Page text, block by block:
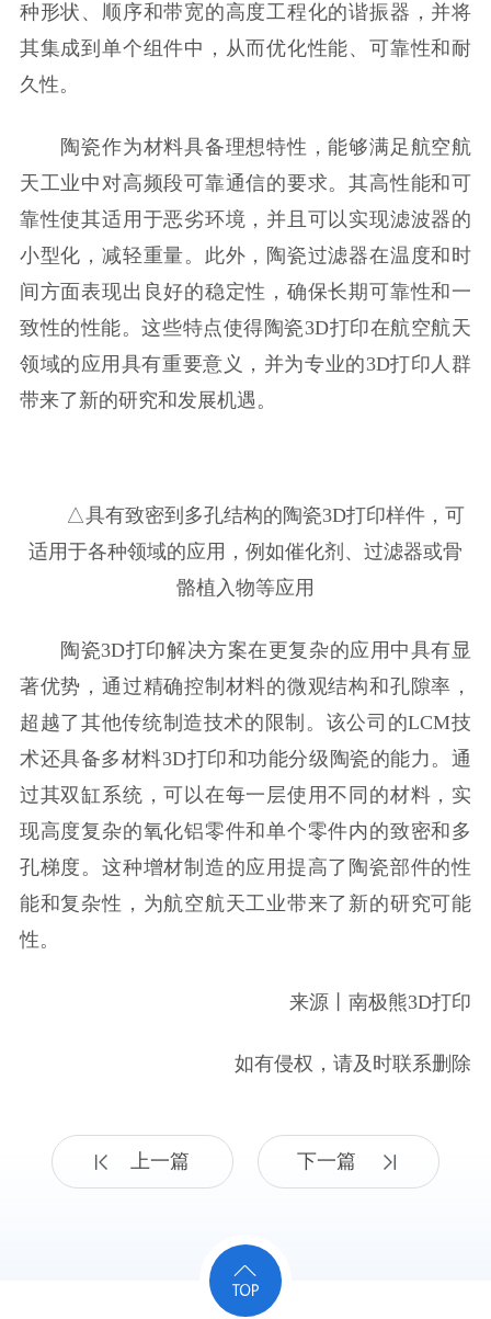
种形状、顺序和带宽的高度工程化的谐振器，并将
其集成到单个组件中，从而优化性能、可靠性和耐
久性。
陶瓷作为材料具备理想特性，能够满足航空航
天工业中对高频段可靠通信的要求。其高性能和可
靠性使其适用于恶劣环境，并且可以实现滤波器的
小型化，减轻重量。此外，陶瓷过滤器在温度和时
间方面表现出良好的稳定性，确保长期可靠性和一
致性的性能。这些特点使得陶瓷3D打印在航空航天
领域的应用具有重要意义，并为专业的3D打印人群
带来了新的研究和发展机遇。
△具有致密到多孔结构的陶瓷3D打印样件，可
适用于各种领域的应用，例如催化剂、过滤器或骨
骼植入物等应用
陶瓷3D打印解决方案在更复杂的应用中具有显
著优势，通过精确控制材料的微观结构和孔隙率，
超越了其他传统制造技术的限制。该公司的LCM技
术还具备多材料3D打印和功能分级陶瓷的能力。通
过其双缸系统，可以在每一层使用不同的材料，实
现高度复杂的氧化铝零件和单个零件内的致密和多
孔梯度。这种增材制造的应用提高了陶瓷部件的性
能和复杂性，为航空航天工业带来了新的研究可能
性。
来源丨南极熊3D打印
如有侵权，请及时联系删除
上一篇 下一篇